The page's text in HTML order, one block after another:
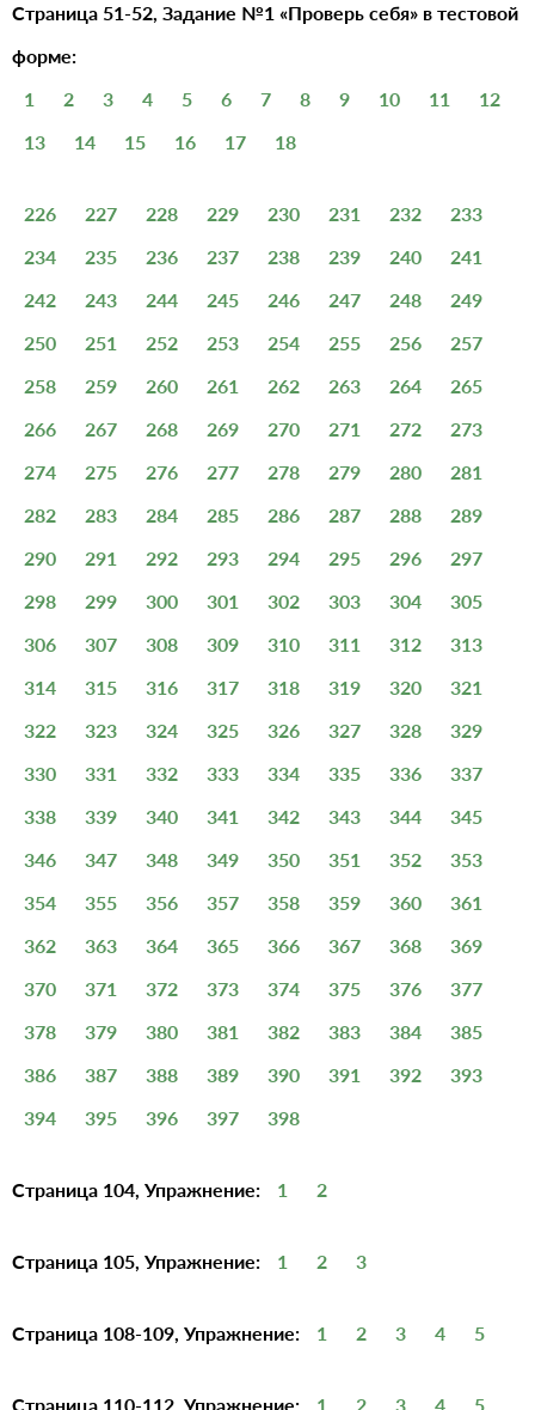
Страница 51-52, Задание №1 «Проверь себя» в тестовой
форме:
1
2 3 4 5 6 7 8 9 10 11
12
13
14 15 16 17 18
226 227 228 229 230 231 232
233
234
235 236 237 238 239 240
241
242
243 244 245 246 247 248
249
250
251 252 253 254 255 256
257
258
259 260 261 262 263 264
265
266
267 268 269 270 271 272
273
274
275 276 277 278 279 280
281
282
283 284 285 286 287 288
289
290
291 292 293 294 295 296
297
298
299 300 301 302 303 304
305
306
307 308 309 310 311 312
313
314
315 316 317 318 319 320
321
322
323 324 325 326 327 328
329
330
331 332 333 334 335 336
337
338
339 340 341 342 343 344
345
346
347 348 349 350 351 352
353
354
355 356 357 358 359 360
361
362
363 364 365 366 367 368
369
370
371 372 373 374 375 376
377
378
379 380 381 382 383 384
385
386
387 388 389 390 391 392
393
394
395 396 397 398
Страница 104, Упражнение: 1 2
Страница 105, Упражнение: 1 2 3
Страница 108-109, Упражнение: 1 2 3 4 5
Страница 110-112, Упражнение: 1 2 3 4 5